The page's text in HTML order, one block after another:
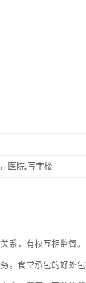
医院,写字楼
系，有权互相监督。
。食堂承包的好处